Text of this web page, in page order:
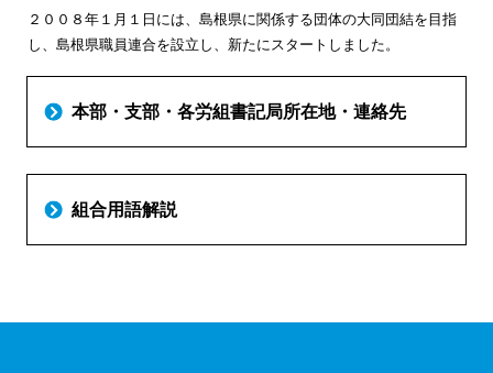
２００８年１月１日には、島根県に関係する団体の大同団結を目指
し、島根県職員連合を設立し、新たにスタートしました。
本部・支部・各労組書記局所在地・連絡先
組合用語解説